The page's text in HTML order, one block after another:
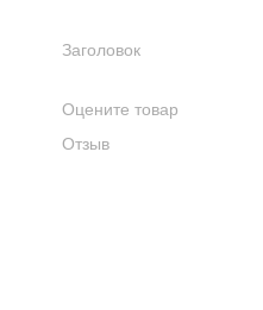
Заголовок
Оцените товар
Отзыв